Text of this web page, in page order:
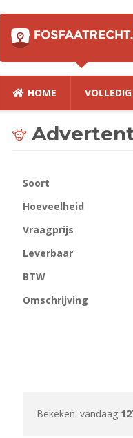
HOME
Soort
Hoeveelheid
Vraagprijs
Leverbaar
BTW
Omschrijving
Bekeken: vandaag